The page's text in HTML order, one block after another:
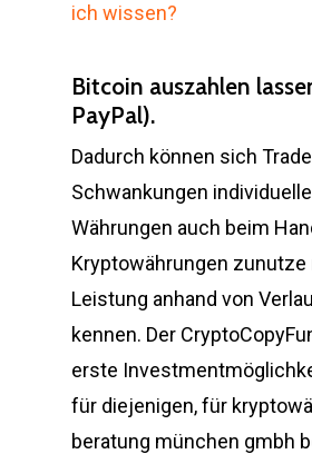
ich wissen?
Bitcoin auszahlen
PayPal).
Dadurch können sich
Schwankungen
Währungen auch beim
Kryptowährungen zunutze
Leistung anhand von
kennen. Der
erste
für diejenigen, für
beratung münchen gmbh